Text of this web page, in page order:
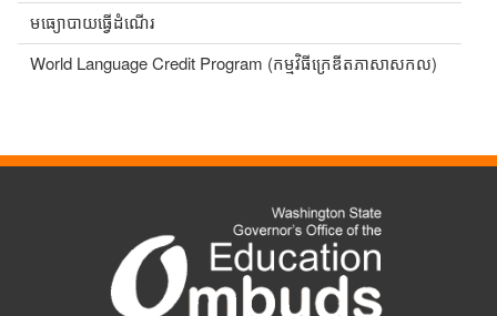
មធ្យោបាយធ្វើដំណើរ
World Language Credit Program (កម្មវិធីក្រេឌីតភាសាសកល)